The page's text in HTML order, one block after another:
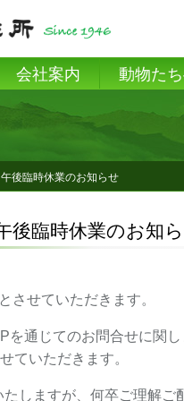
会社案内 動物た
後臨時休業のお知らせ
後臨時休業のお知
させていただきます。
通じてのお問合せに関し
ていただきます。
しますが、何卒ご理解ご